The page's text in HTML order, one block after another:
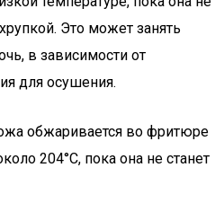
Это может занять
в зависимости от
для осушения.
обжаривается во фритюре
204°C, пока она не станет